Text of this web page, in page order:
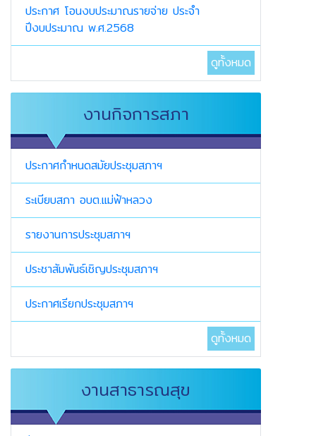
ประกาศ โอนงบประมาณรายจ่าย ประจำ
ปีงบประมาณ พ.ศ.2568
ดูทั้งหมด
งานกิจการสภา
ประกาศกำหนดสมัยประชุมสภาฯ
ระเบียบสภา อบต.แม่ฟ้าหลวง
รายงานการประชุมสภาฯ
ประชาสัมพันธ์เชิญประชุมสภาฯ
ประกาศเรียกประชุมสภาฯ
ดูทั้งหมด
งานสาธารณสุข